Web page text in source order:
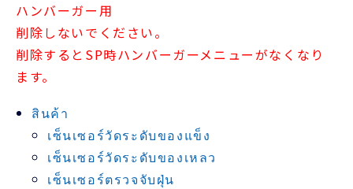
ハンバーガー用
削除しないでください。
削除するとSP時ハンバーガーメニューがなくなり
ます。
สินค้า
เซ็นเซอร์วัดระดับของแข็ง
เซ็นเซอร์วัดระดับของเหลว
เซ็นเซอร์ตรวจจับฝุ่น